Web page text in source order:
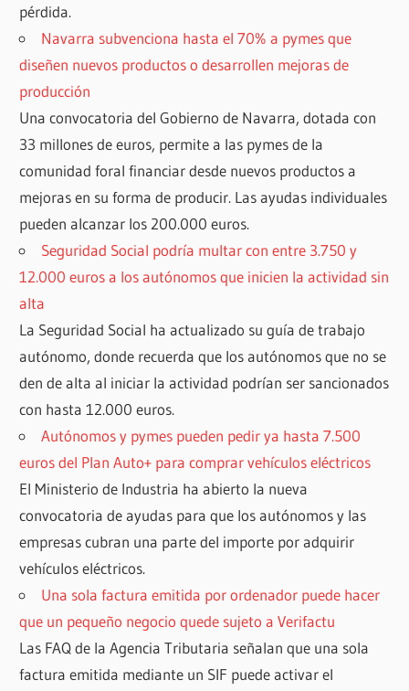
pérdida.
Navarra subvenciona hasta el 70% a pymes que
diseñen nuevos productos o desarrollen mejoras de
producción
Una convocatoria del Gobierno de Navarra, dotada con
33 millones de euros, permite a las pymes de la
comunidad foral financiar desde nuevos productos a
mejoras en su forma de producir. Las ayudas individuales
pueden alcanzar los 200.000 euros.
Seguridad Social podría multar con entre 3.750 y
12.000 euros a los autónomos que inicien la actividad sin
alta
La Seguridad Social ha actualizado su guía de trabajo
autónomo, donde recuerda que los autónomos que no se
den de alta al iniciar la actividad podrían ser sancionados
con hasta 12.000 euros.
Autónomos y pymes pueden pedir ya hasta 7.500
euros del Plan Auto+ para comprar vehículos eléctricos
El Ministerio de Industria ha abierto la nueva
convocatoria de ayudas para que los autónomos y las
empresas cubran una parte del importe por adquirir
vehículos eléctricos.
Una sola factura emitida por ordenador puede hacer
que un pequeño negocio quede sujeto a Verifactu
Las FAQ de la Agencia Tributaria señalan que una sola
factura emitida mediante un SIF puede activar el